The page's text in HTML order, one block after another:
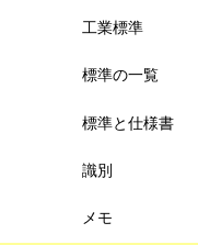
工業標準
標準の一覧
標準と仕様書
識別
メモ